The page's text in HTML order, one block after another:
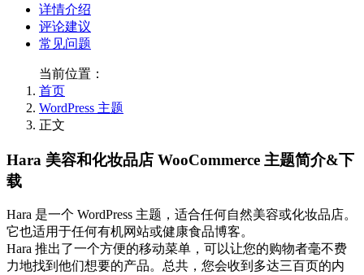
详情介绍
评论建议
常见问题
当前位置：
首页
WordPress 主题
正文
Hara 美容和化妆品店 WooCommerce 主题简介&下
载
Hara 是一个 WordPress 主题，适合任何自然美容或化妆品店。
它也适用于任何有机网站或健康食品博客。
Hara 推出了一个方便的移动菜单，可以让您的购物者毫不费
力地找到他们想要的产品。总共，您会收到多达三百页的内